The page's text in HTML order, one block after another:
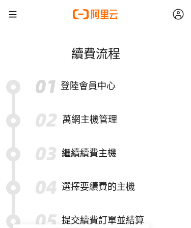
續費流程
登陸會員中心
萬網主機管理
繼續續費主機
選擇要續費的主機
提交續費訂單並結算